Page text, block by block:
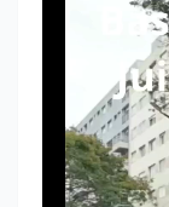
Reproductor